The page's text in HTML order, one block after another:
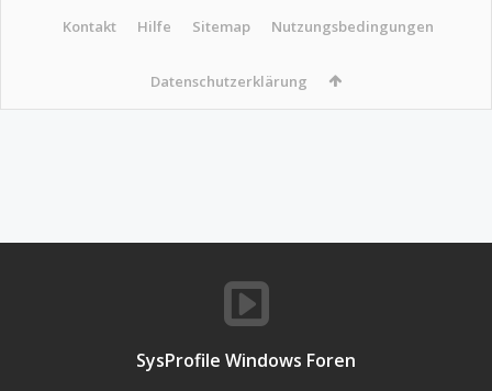
Kontakt Hilfe Sitemap Nutzungsbedingungen
Datenschutzerklärung
SysProfile Windows Foren